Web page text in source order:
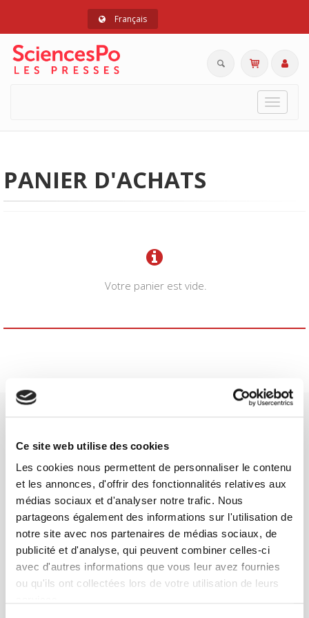
Ce site web utilise des cookies
Les cookies nous permettent de personnaliser le contenu
et les annonces, d'offrir des fonctionnalités relatives aux
médias sociaux et d'analyser notre trafic. Nous
partageons également des informations sur l'utilisation de
notre site avec nos partenaires de médias sociaux, de
publicité et d'analyse, qui peuvent combiner celles-ci
avec d'autres informations que vous leur avez fournies
ou qu'ils ont collectées lors de votre utilisation de leurs
Français
Toggle
PANIER D'ACHATS
Votre panier est vide.
Maison d'édition dédiée aux sciences humaines et sociales, les
Presses de Sciences Po participent depuis leur création en 1976
à la transmission des savoirs et des idéescontinuer
CONTACTS
FOREIGN RIGHTS